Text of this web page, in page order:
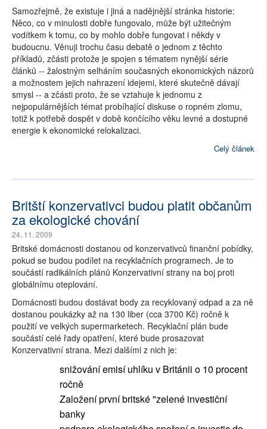
Samozřejmě, že existuje i jiná a nadějnější stránka historie:
Něco, co v minulosti dobře fungovalo, může být užitečným
vodítkem k tomu, co by mohlo dobře fungovat i někdy v
budoucnu. Věnuji trochu času debatě o jednom z těchto
příkladů, zčásti protože je spojen s tématem nynější série
článků -- žalostným selháním současných ekonomických názorů
a možnostem jejich nahrazení idejemi, které skutečně dávají
smysl -- a zčásti proto, že se vztahuje k jednomu z
nejpopulárnějších témat probíhající diskuse o ropném zlomu,
totiž k potřebě dospět v době končícího věku levné a dostupné
energie k ekonomické relokalizaci.
Celý článek
Britští konzervativci budou platit občanům
za ekologické chování
24. 11. 2009
Britské domácnosti dostanou od konzervativců finanční pobídky,
pokud se budou podílet na recyklačních programech. Je to
součástí radikálních plánů Konzervativní strany na boj proti
globálnímu oteplování.
Domácnosti budou dostávat body za recyklovaný odpad a za ně
dostanou poukázky až na 130 liber (cca 3700 Kč) ročně k
použití ve velkých supermarketech. Recyklační plán bude
součástí celé řady opatření, které bude prosazovat
Konzervativní strana. Mezi dalšími z nich je:
snižování emisí uhlíku v Británii o 10 procent
ročně
Založení první britské "zelené investiční
banky